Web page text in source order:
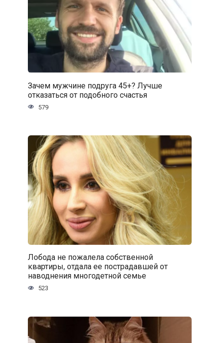
Зачем мужчине подруга 45+? Лучше
отказаться от подобного счастья
579
Лобода не пожалела собственной
квартиры, отдала ее пострадавшей от
наводнения многодетной семье
523